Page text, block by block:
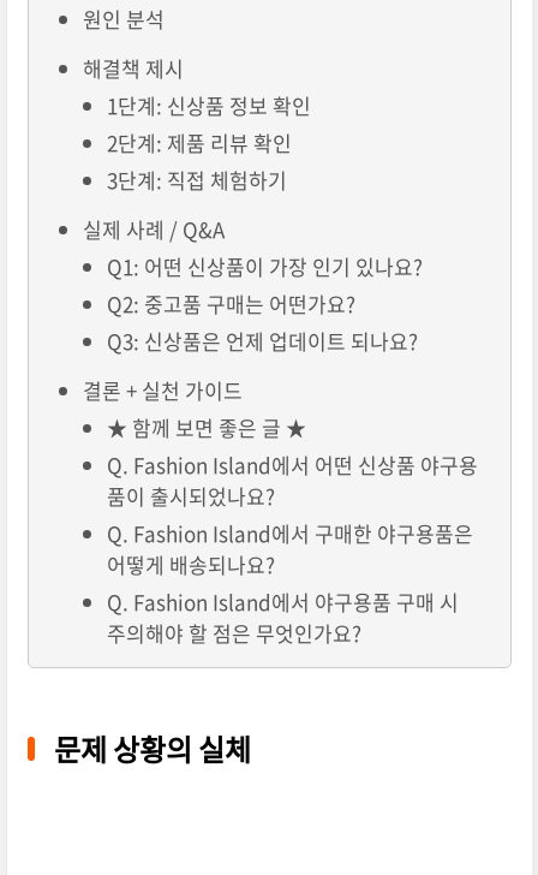
원인 분석
해결책 제시
1단계: 신상품 정보 확인
2단계: 제품 리뷰 확인
3단계: 직접 체험하기
실제 사례 / Q&A
Q1: 어떤 신상품이 가장 인기 있나요?
Q2: 중고품 구매는 어떤가요?
Q3: 신상품은 언제 업데이트 되나요?
결론 + 실천 가이드
★ 함께 보면 좋은 글 ★
Q. Fashion Island에서 어떤 신상품 야구용
품이 출시되었나요?
Q. Fashion Island에서 구매한 야구용품은
어떻게 배송되나요?
Q. Fashion Island에서 야구용품 구매 시
주의해야 할 점은 무엇인가요?
문제 상황의 실체